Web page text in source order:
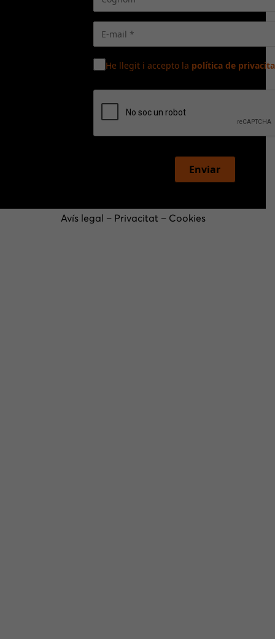
He llegit i accepto la política de
Enviar
Avís legal – Privacitat – Cookies